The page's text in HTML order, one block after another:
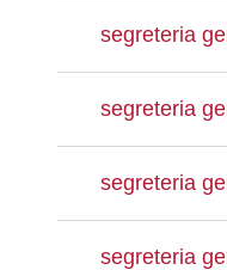
segreteria
segreteria
segreteria
segreteria